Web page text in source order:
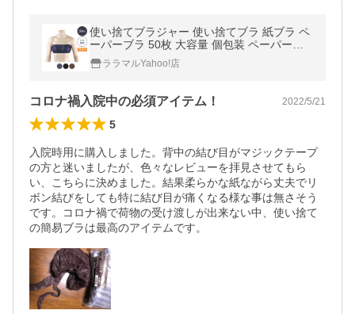
使い捨てブラジャー 使い捨てブラ 紙ブラ ペ
ーパーブラ 50枚 大容量 個包装 ペーパーブ
ラジャー ひも留め 紐 ゴム 旅行 入院 エステ
サウナ 脱毛 旅行グッズ
ララマルYahoo!店
コロナ禍入院中の必須アイテム！ 2022/5/21
5
入院時用に購入しました。背中の結び目がマジックテープ
の方と迷いましたが、色々なレビューを拝見させてもら
い、こちらに決めました。結果柔らかな紙ながら丈夫でリ
ボン結びをしても特に結び目が痛くなる様な事は無さそう
です。コロナ禍で荷物の受け渡しが出来ない中、使い捨て
の簡易ブラは最高のアイテムです。